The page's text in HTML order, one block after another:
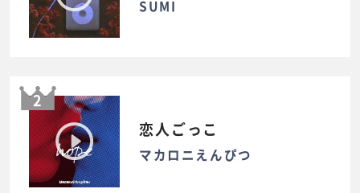
SUMI
2
恋人ごっこ
マカロニえんぴつ